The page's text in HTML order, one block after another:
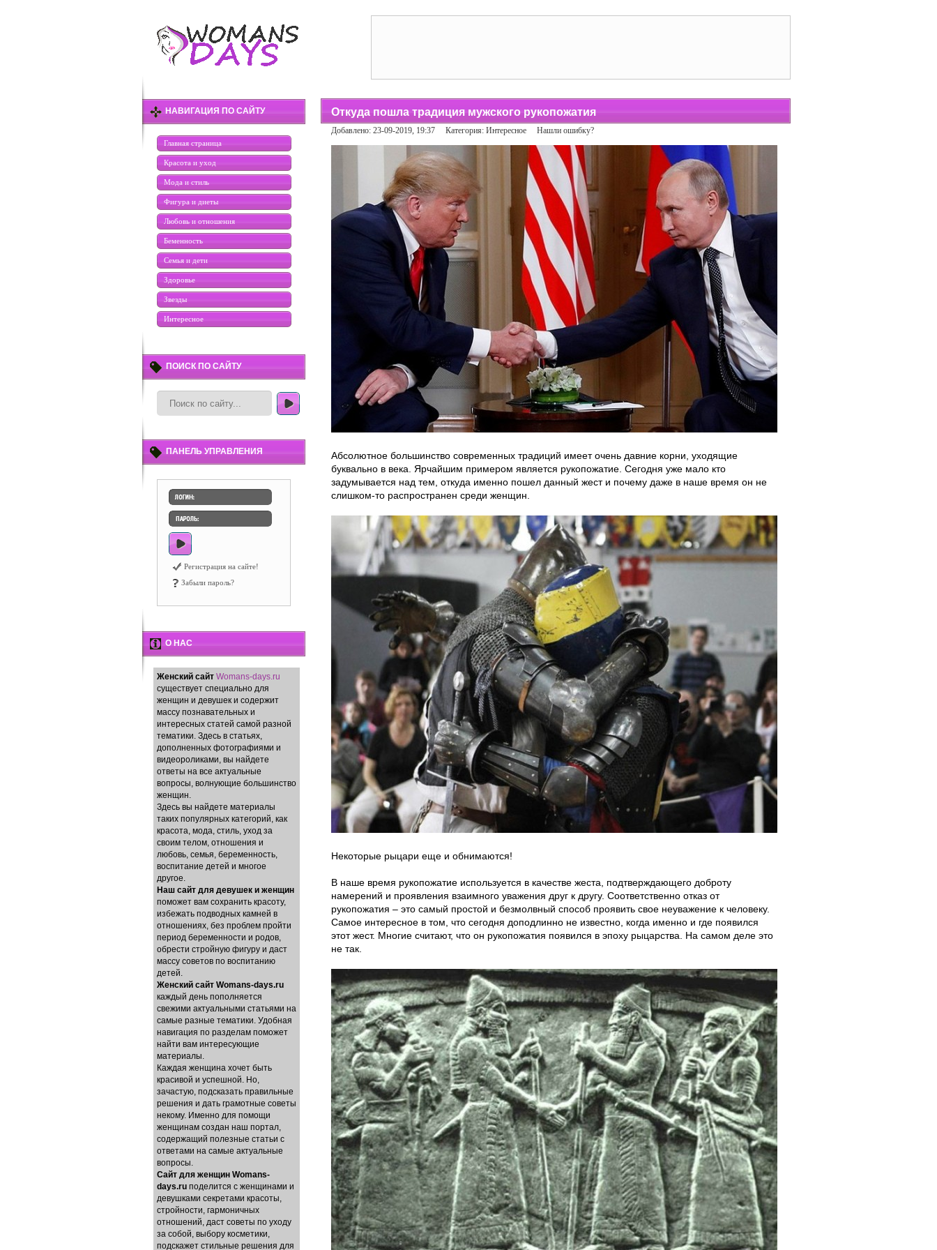
НАВИГАЦИЯ ПО САЙТУ
Главная страница
Красота и уход
Мода и стиль
Фигура и диеты
Любовь и отношения
Беменность
Семья и дети
Здоровье
Звезды
Интересное
ПОИСК ПО САЙТУ
ПАНЕЛЬ УПРАВЛЕНИЯ
Регистрация на сайте!
Забыли пароль?
О НАС
Женский сайт Womans-days.ru
существует специально для
женщин и девушек и содержит
массу познавательных и
интересных статей самой разной
тематики. Здесь в статьях,
дополненных фотографиями и
видеороликами, вы найдете
ответы на все актуальные
вопросы, волнующие большинство
женщин.
Здесь вы найдете материалы
таких популярных категорий, как
красота, мода, стиль, уход за
своим телом, отношения и
любовь, семья, беременность,
воспитание детей и многое
другое.
Наш сайт для девушек и женщин
поможет вам сохранить красоту,
избежать подводных камней в
отношениях, без проблем пройти
период беременности и родов,
обрести стройную фигуру и даст
массу советов по воспитанию
детей.
Женский сайт Womans-days.ru
каждый день пополняется
свежими актуальными статьями на
самые разные тематики. Удобная
навигация по разделам поможет
найти вам интересующие
материалы.
Каждая женщина хочет быть
красивой и успешной. Но,
зачастую, подсказать правильные
решения и дать грамотные советы
некому. Именно для помощи
женщинам создан наш портал,
содержащий полезные статьи с
ответами на самые актуальные
вопросы.
Cайт для женщин Womans-
days.ru поделится с женщинами и
девушками секретами красоты,
стройности, гармоничных
отношений, даст советы по уходу
за собой, выбору косметики,
подскажет стильные решения для
Откуда пошла традиция мужского рукопожатия
Добавлено: 23-09-2019, 19:37 Категория: Интересное Нашли ошибку?
Абсолютное большинство современных традиций имеет очень давние корни, уходящие
буквально в века. Ярчайшим примером является рукопожатие. Сегодня уже мало кто
задумывается над тем, откуда именно пошел данный жест и почему даже в наше время он не
слишком-то распространен среди женщин.
Некоторые рыцари еще и обнимаются!
В наше время рукопожатие используется в качестве жеста, подтверждающего доброту
намерений и проявления взаимного уважения друг к другу. Соответственно отказ от
рукопожатия – это самый простой и безмолвный способ проявить свое неуважение к человеку.
Самое интересное в том, что сегодня доподлинно не известно, когда именно и где появился
этот жест. Многие считают, что он рукопожатия появился в эпоху рыцарства. На самом деле это
не так.